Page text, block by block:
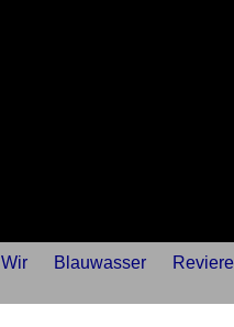
Wir Blauwasser
Reviere